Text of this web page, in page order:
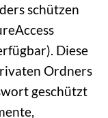
schützen
Diese
Ordners
geschützt